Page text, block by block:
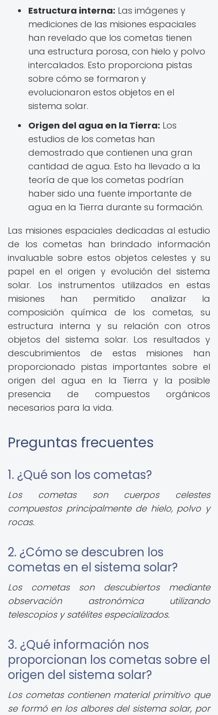
Estructura interna: Las imágenes y
mediciones de las misiones espaciales
han revelado que los cometas tienen
una estructura porosa, con hielo y polvo
intercalados. Esto proporciona pistas
sobre cómo se formaron y
evolucionaron estos objetos en el
sistema solar.
Origen del agua en la Tierra: Los
estudios de los cometas han
demostrado que contienen una gran
cantidad de agua. Esto ha llevado a la
teoría de que los cometas podrían
haber sido una fuente importante de
agua en la Tierra durante su formación.
Las misiones espaciales dedicadas al estudio
de los cometas han brindado información
invaluable sobre estos objetos celestes y su
papel en el origen y evolución del sistema
solar. Los instrumentos utilizados en estas
misiones han permitido analizar la
composición química de los cometas, su
estructura interna y su relación con otros
objetos del sistema solar. Los resultados y
descubrimientos de estas misiones han
proporcionado pistas importantes sobre el
origen del agua en la Tierra y la posible
presencia de compuestos orgánicos
necesarios para la vida.
Preguntas frecuentes
1. ¿Qué son los cometas?
Los cometas son cuerpos celestes
compuestos principalmente de hielo, polvo y
rocas.
2. ¿Cómo se descubren los
cometas en el sistema solar?
Los cometas son descubiertos mediante
observación astronómica utilizando
telescopios y satélites especializados.
3. ¿Qué información nos
proporcionan los cometas sobre el
origen del sistema solar?
Los cometas contienen material primitivo que
se formó en los albores del sistema solar, por